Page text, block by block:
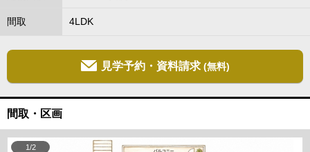
間取 4LDK
見学予約・資料請求 (無料)
間取・区画
1/2